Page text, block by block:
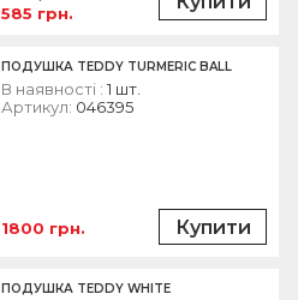
585 грн.
В наявності : 1 шт.
Артикул: 046395
ПОДУШКА TEDDY TURMERIC BALL
1800 грн. Купити
ПОДУШКА TEDDY WHITE